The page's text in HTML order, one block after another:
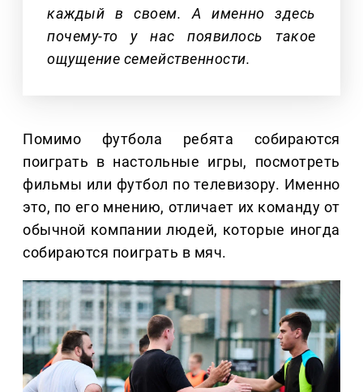
каждый в своем. А именно здесь
почему-то у нас появилось такое
ощущение семейственности.
Помимо футбола ребята собираются
поиграть в настольные игры, посмотреть
фильмы или футбол по телевизору. Именно
это, по его мнению, отличает их команду от
обычной компании людей, которые иногда
собираются поиграть в мяч.